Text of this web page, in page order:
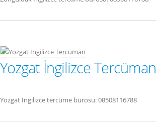
Yozgat İngilizce Tercüman
Yozgat İngilizce tercüme bürosu: 08508116788